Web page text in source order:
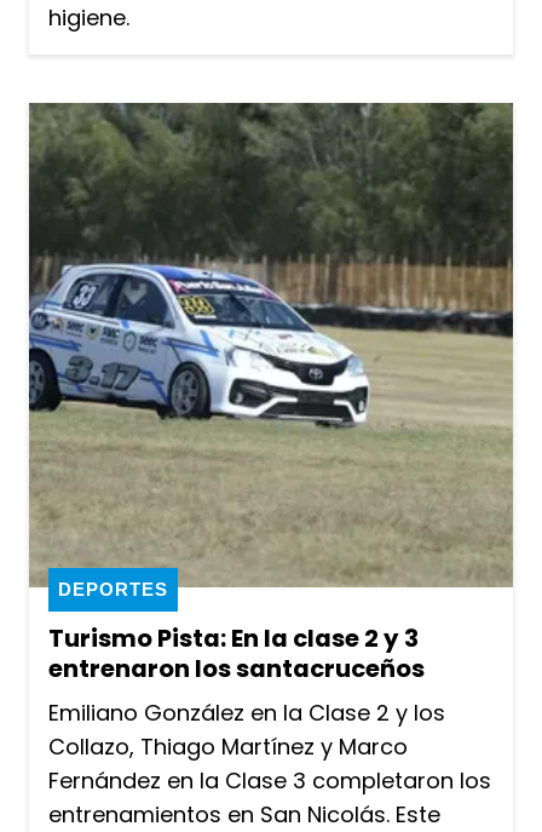
higiene.
Turismo Pista: En la clase 2 y 3
entrenaron los santacruceños
DEPORTES
Emiliano González en la Clase 2 y los
Collazo, Thiago Martínez y Marco
Fernández en la Clase 3 completaron los
entrenamientos en San Nicolás. Este